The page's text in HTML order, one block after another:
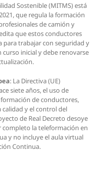
Sostenible (MITMS) está
que regula la formación
de camión y
que estos conductores
para trabajar con seguridad y
inicial y debe renovarse
: La Directiva (UE)
siete años, el uso de
de conductores,
y el control del
de Real Decreto desoye
la teleformación en
y no incluye el aula virtual
Continua.